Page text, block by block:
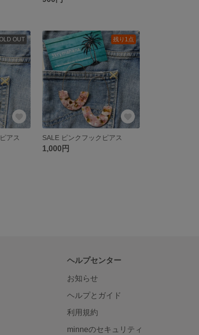
OUT
アス
残り1点
SALE ピンクフックピアス
1,000円
ヘルプセンター
お知らせ
ヘルプとガイド
利用規約
minneのセキュリティ